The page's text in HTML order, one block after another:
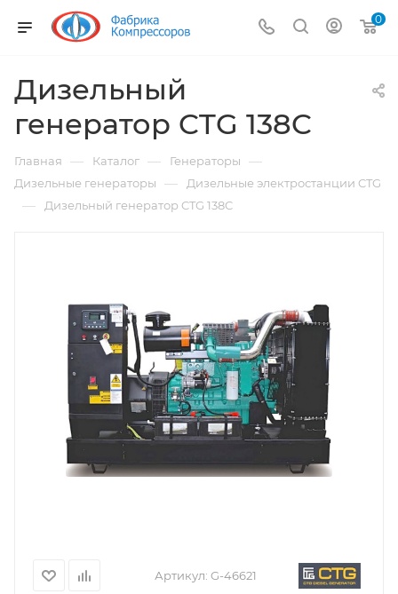
0
Дизельный
генератор CTG 138C
Главная — Каталог — Генераторы —
Дизельные генераторы — Дизельные электростанции CTG
— Дизельный генератор CTG 138C
Артикул: G-46621